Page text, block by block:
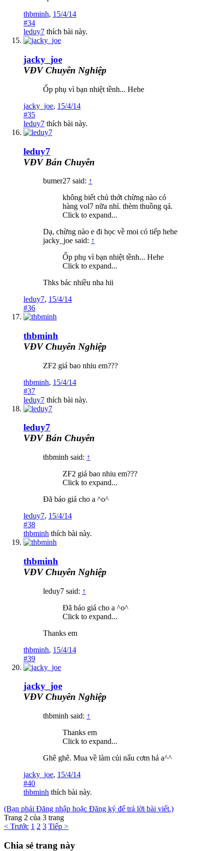
thbminh, 15/4/14
#34
leduy7 thích bài này.
jacky_joe
VĐV Chuyên Nghiệp
Ốp phụ vì bạn nhiệt tềnh... Hehe
jacky_joe, 15/4/14
#35
leduy7 thích bài này.
leduy7
VĐV Bán Chuyên
bumer27 said: ↑
không biết chủ thớt chừng nào có
hàng vol7 nữa nhỉ. thèm thuồng qá.
Click to expand...
Dạ, chừng nào e đi học về moi có tiếp hehe
jacky_joe said: ↑
Ốp phụ vì bạn nhiệt tềnh... Hehe
Click to expand...
Thks bác nhiều nha hii
leduy7, 15/4/14
#36
thbminh
VĐV Chuyên Nghiệp
ZF2 giá bao nhiu em???
thbminh, 15/4/14
#37
leduy7 thích bài này.
leduy7
VĐV Bán Chuyên
thbminh said: ↑
ZF2 giá bao nhiu em???
Click to expand...
Đã báo giá cho a ^o^
leduy7, 15/4/14
#38
thbminh thích bài này.
thbminh
VĐV Chuyên Nghiệp
leduy7 said: ↑
Đã báo giá cho a ^o^
Click to expand...
Thanks em
thbminh, 15/4/14
#39
jacky_joe
VĐV Chuyên Nghiệp
thbminh said: ↑
Thanks em
Click to expand...
Ghê ghê. Mua về làm củi nấu cơm hả a^^
jacky_joe, 15/4/14
#40
thbminh thích bài này.
(Bạn phải Đăng nhập hoặc Đăng ký để trả lời bài viết.)
Trang 2 của 3 trang
< Trước 1 2 3 Tiếp >
Chia sẻ trang này